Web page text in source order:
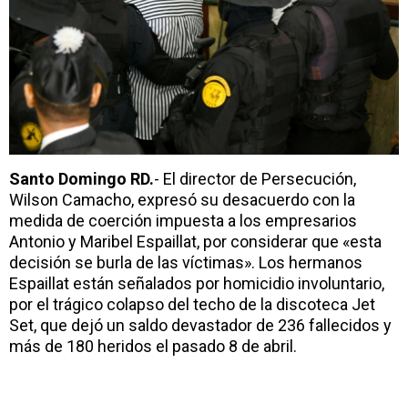
Santo Domingo RD.- El director de Persecución,
Wilson Camacho, expresó su desacuerdo con la
medida de coerción impuesta a los empresarios
Antonio y Maribel Espaillat, por considerar que «esta
decisión se burla de las víctimas». Los hermanos
Espaillat están señalados por homicidio involuntario,
por el trágico colapso del techo de la discoteca Jet
Set, que dejó un saldo devastador de 236 fallecidos y
más de 180 heridos el pasado 8 de abril.